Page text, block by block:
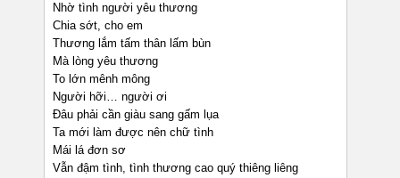
Nhờ tình người yêu thương
Chia sớt, cho em
Thương lắm tấm thân lấm bùn
Mà lòng yêu thương
To lớn mênh mông
Người hỡi… người ơi
Đâu phải cần giàu sang gấm lụa
Ta mới làm được nên chữ tình
Mái lá đơn sơ
Vẫn đậm tình, tình thương cao quý thiêng liêng